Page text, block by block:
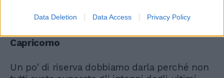
Data Deletion Data Access Privacy Policy
Capricorno
Un po' di riserva dobbiamo darla perché non